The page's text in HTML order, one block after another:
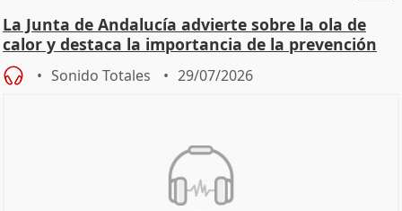
La Junta de Andalucía advierte sobre la ola de
calor y destaca la importancia de la prevención
Sonido Totales 29/07/2026